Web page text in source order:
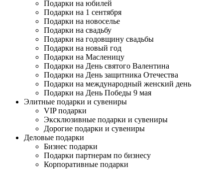
Подарки на юбилей
Подарки на 1 сентября
Подарки на новоселье
Подарки на свадьбу
Подарки на годовщину свадьбы
Подарки на новый год
Подарки на Масленицу
Подарки на День святого Валентина
Подарки на День защитника Отечества
Подарки на международный женский день
Подарки на День Победы 9 мая
Элитные подарки и сувениры
VIP подарки
Эксклюзивные подарки и сувениры
Дорогие подарки и сувениры
Деловые подарки
Бизнес подарки
Подарки партнерам по бизнесу
Корпоративные подарки